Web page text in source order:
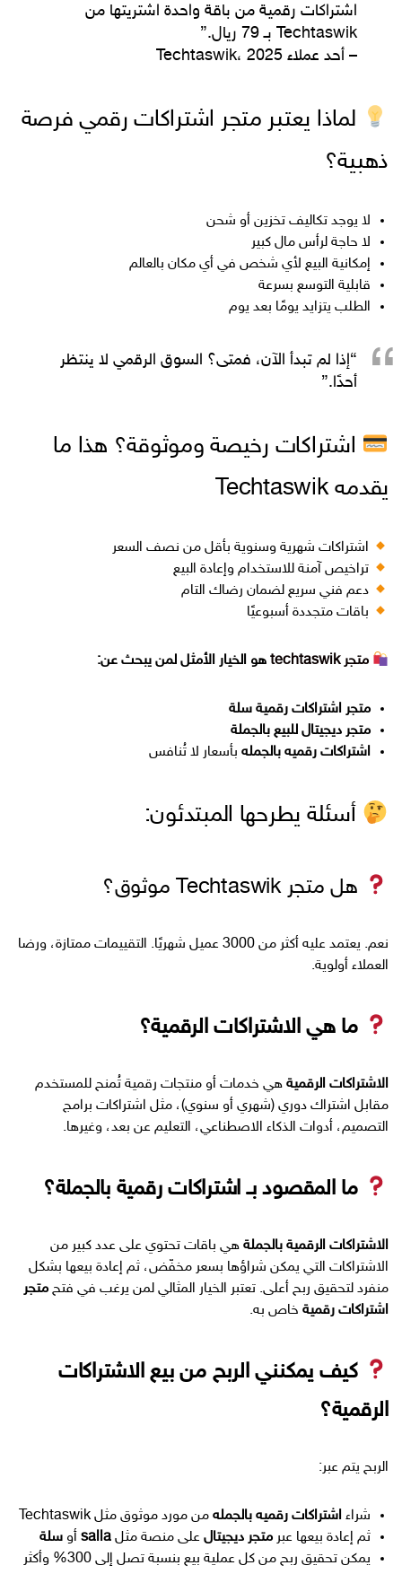
اشتراكات رقمية من باقة واحدة اشتريتها من
Techtaswik بـ 79 ريال.”
– أحد عملاء Techtaswik، 2025
لماذا يعتبر متجر اشتراكات رقمي فرصة
ذهبية؟
لا يوجد تكاليف تخزين أو شحن
لا حاجة لرأس مال كبير
إمكانية البيع لأي شخص في أي مكان بالعالم
قابلية التوسع بسرعة
الطلب يتزايد يومًا بعد يوم
“إذا لم تبدأ الآن، فمتى؟ السوق الرقمي لا ينتظر
أحدًا.”
اشتراكات رخيصة وموثوقة؟ هذا ما
يقدمه Techtaswik
اشتراكات شهرية وسنوية بأقل من نصف السعر
تراخيص آمنة للاستخدام وإعادة البيع
دعم فني سريع لضمان رضاك التام
باقات متجددة أسبوعيًا
متجر techtaswik هو الخيار الأمثل لمن يبحث عن:
متجر اشتراكات رقمية سلة
متجر ديجيتال للبيع بالجملة
اشتراكات رقميه بالجمله بأسعار لا تُنافس
أسئلة يطرحها المبتدئون:
هل متجر Techtaswik موثوق؟
نعم. يعتمد عليه أكثر من 3000 عميل شهريًا. التقييمات ممتازة، ورضا
العملاء أولوية.
ما هي الاشتراكات الرقمية؟
الاشتراكات الرقمية هي خدمات أو منتجات رقمية تُمنح للمستخدم
مقابل اشتراك دوري (شهري أو سنوي)، مثل اشتراكات برامج
التصميم، أدوات الذكاء الاصطناعي، التعليم عن بعد، وغيرها.
ما المقصود بـ اشتراكات رقمية بالجملة؟
الاشتراكات الرقمية بالجملة هي باقات تحتوي على عدد كبير من
الاشتراكات التي يمكن شراؤها بسعر مخفّض، ثم إعادة بيعها بشكل
منفرد لتحقيق ربح أعلى. تعتبر الخيار المثالي لمن يرغب في فتح متجر
اشتراكات رقمية خاص به.
كيف يمكنني الربح من بيع الاشتراكات
الرقمية؟
الربح يتم عبر:
شراء اشتراكات رقميه بالجمله من مورد موثوق مثل Techtaswik
ثم إعادة بيعها عبر متجر ديجيتال على منصة مثل salla أو سلة
يمكن تحقيق ربح من كل عملية بيع بنسبة تصل إلى 300% وأكثر